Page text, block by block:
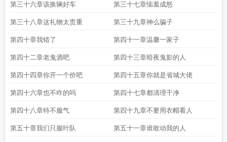
第三十六章该换辆好车 第三十七章恼羞成怒
第三十八章这礼物太贵重 第三十九章神么骗子
第四十章我错了 第四十一章温馨一家子
第四十二章老鬼酒吧 第四十三章暗夜鬼影的人
第四十四章你开一个价吧 第四十五章你就是省城大佬
第四十六章也不咋的吗 第四十七章都清理干净
第四十八章特不服气 第四十九章不要用衣帽看人
第五十章我们只服叶队 第五十一章谁敢动我的人